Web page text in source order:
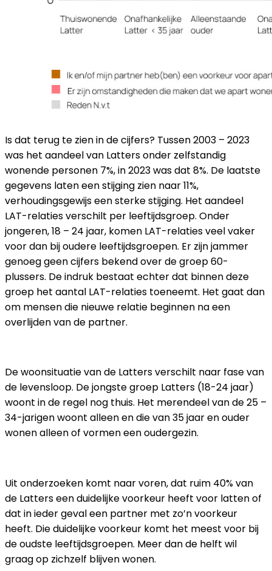
Is dat terug te zien in de cijfers? Tussen 2003 – 2023
was het aandeel van Latters onder zelfstandig
wonende personen 7%, in 2023 was dat 8%. De laatste
gegevens laten een stijging zien naar 11%,
verhoudingsgewijs een sterke stijging. Het aandeel
LAT-relaties verschilt per leeftijdsgroep. Onder
jongeren, 18 – 24 jaar, komen LAT-relaties veel vaker
voor dan bij oudere leeftijdsgroepen. Er zijn jammer
genoeg geen cijfers bekend over de groep 60-
plussers. De indruk bestaat echter dat binnen deze
groep het aantal LAT-relaties toeneemt. Het gaat dan
om mensen die nieuwe relatie beginnen na een
overlijden van de partner.
De woonsituatie van de Latters verschilt naar fase van
de levensloop. De jongste groep Latters (18-24 jaar)
woont in de regel nog thuis. Het merendeel van de 25 –
34-jarigen woont alleen en die van 35 jaar en ouder
wonen alleen of vormen een oudergezin.
Uit onderzoeken komt naar voren, dat ruim 40% van
de Latters een duidelijke voorkeur heeft voor latten of
dat in ieder geval een partner met zo’n voorkeur
heeft. Die duidelijke voorkeur komt het meest voor bij
de oudste leeftijdsgroepen. Meer dan de helft wil
graag op zichzelf blijven wonen.